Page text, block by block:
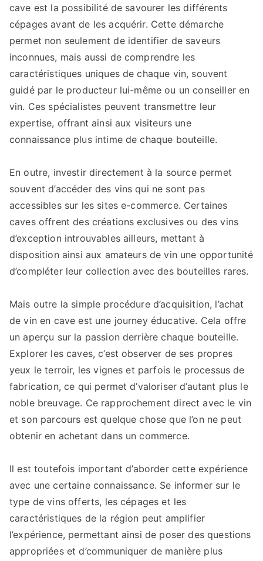
les
caves
votre
compréhension
de
vinicole
cave est la possibilité de savourer les différents
cépages avant de les acquérir. Cette démarche
permet non seulement de identifier de saveurs
inconnues, mais aussi de comprendre les
caractéristiques uniques de chaque vin, souvent
guidé par le producteur lui-même ou un conseiller en
vin. Ces spécialistes peuvent transmettre leur
expertise, offrant ainsi aux visiteurs une
connaissance plus intime de chaque bouteille.
En outre, investir directement à la source permet
souvent d’accéder des vins qui ne sont pas
accessibles sur les sites e-commerce. Certaines
caves offrent des créations exclusives ou des vins
d’exception introuvables ailleurs, mettant à
disposition ainsi aux amateurs de vin une opportunité
d’compléter leur collection avec des bouteilles rares.
Mais outre la simple procédure d’acquisition, l’achat
de vin en cave est une journey éducative. Cela offre
un aperçu sur la passion derrière chaque bouteille.
Explorer les caves, c’est observer de ses propres
yeux le terroir, les vignes et parfois le processus de
fabrication, ce qui permet d’valoriser d’autant plus le
noble breuvage. Ce rapprochement direct avec le vin
et son parcours est quelque chose que l’on ne peut
obtenir en achetant dans un commerce.
Il est toutefois important d’aborder cette expérience
avec une certaine connaissance. Se informer sur le
type de vins offerts, les cépages et les
caractéristiques de la région peut amplifier
l’expérience, permettant ainsi de poser des questions
appropriées et d’communiquer de manière plus